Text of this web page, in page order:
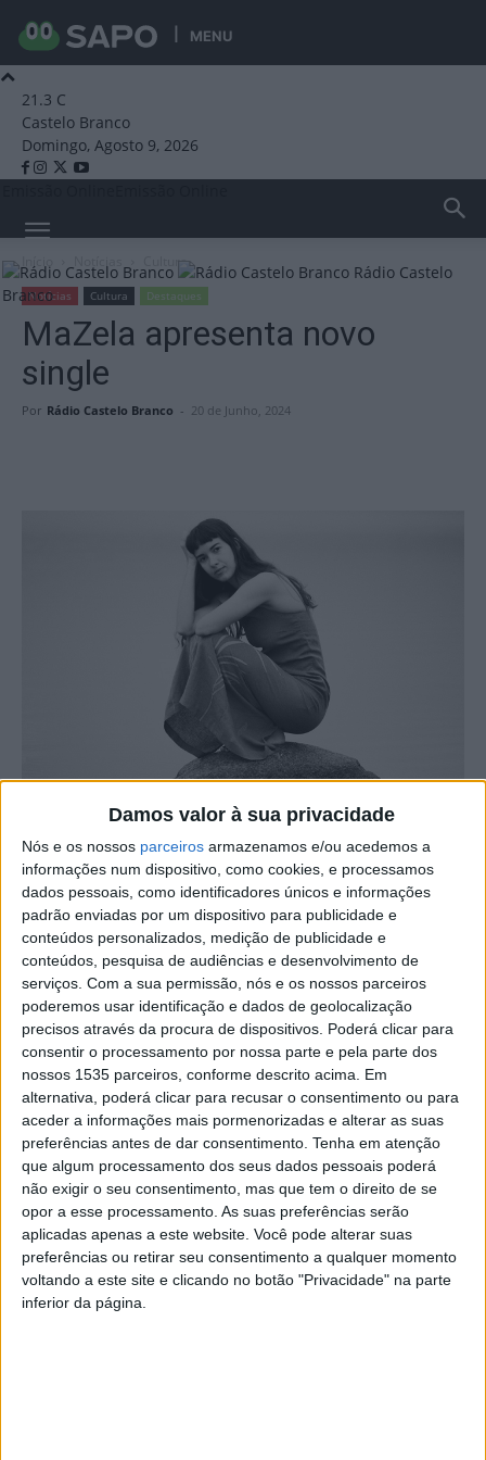
MENU
Damos valor à sua privacidade
Nós e os nossos parceiros armazenamos e/ou acedemos a
informações num dispositivo, como cookies, e processamos
dados pessoais, como identificadores únicos e informações
padrão enviadas por um dispositivo para publicidade e
conteúdos personalizados, medição de publicidade e
conteúdos, pesquisa de audiências e desenvolvimento de
serviços. Com a sua permissão, nós e os nossos parceiros
poderemos usar identificação e dados de geolocalização
precisos através da procura de dispositivos. Poderá clicar para
consentir o processamento por nossa parte e pela parte dos
nossos 1535 parceiros, conforme descrito acima. Em
alternativa, poderá clicar para recusar o consentimento ou para
aceder a informações mais pormenorizadas e alterar as suas
preferências antes de dar consentimento. Tenha em atenção
que algum processamento dos seus dados pessoais poderá
não exigir o seu consentimento, mas que tem o direito de se
opor a esse processamento. As suas preferências serão
aplicadas apenas a este website. Você pode alterar suas
preferências ou retirar seu consentimento a qualquer momento
voltando a este site e clicando no botão "Privacidade" na parte
inferior da página.
21.3 C
Castelo Branco
Domingo, Agosto 9, 2026
Rádio Castelo
Branco
Cultura
Notícias Cultura Destaques
MaZela apresenta novo
single
Por Rádio Castelo Branco - 20 de Junho, 2024
Depois da estreia nas edições com ‘Naveguei’ no final do
ano passado, MaZela está de regresso com o novo ‘Luz
no Escuro’, canção que fará parte do EP ‘Desgostos em
Canções de Colo’, que será lançado no final de 2024.
‘Luz no Escuro’ é uma canção que nos leva numa dança
delicada entre a hesitação e a coragem, entre o receio da
escuridão e a promessa de luz, como explica a Skud &
Smarty Records.
O single já está disponível em todas as plataformas
digitais e vem acompanhado de um videoclip filmado em
plano-sequência, pelo realizador Henrique Lourenço.
Após ter vencido a edição de 2024 do
Festival Termómetro, MaZela tem-se apresentado em
vários espetáculos. No próximo mês de julho, no dia 11,
vai estar no NOS Alive, emOeiras, e no dia 16, no